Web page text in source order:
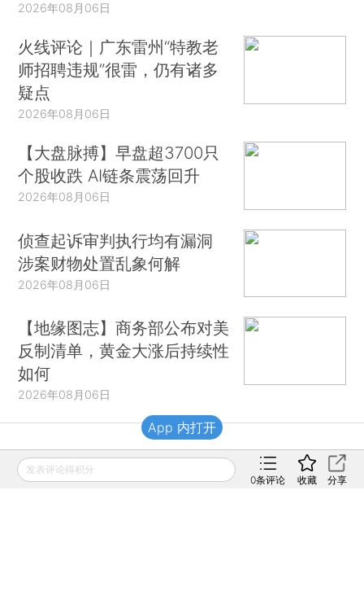
2026年08月06日
火线评论｜广东雷州“特教老
师招聘违规”很雷，仍有诸多
疑点
2026年08月06日
【大盘脉搏】早盘超3700只
个股收跌 AI链条震荡回升
2026年08月06日
侦查起诉审判执行均有漏洞
涉案财物处置乱象何解
2026年08月06日
【地缘图志】商务部公布对美
反制清单，黄金大涨后持续性
如何
2026年08月06日
财新移动
发表评论得积分
0条评论 收藏 分享
App 内打开